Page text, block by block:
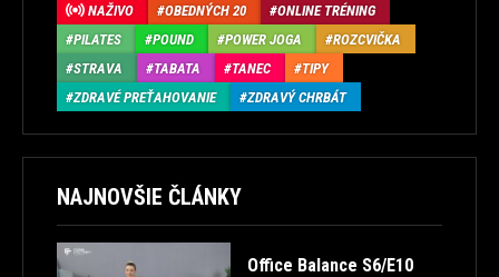
NAŽIVO
OBEDNÝCH 20
ONLINE TRÉNING
PILATES
POUND POWER JOGA
ROZCVIČKA
STRAVA
TABATA TANEC
TIPY
ZDRAVÉ PREŤAHOVANIE
ZDRAVÝ CHRBÁT
NAJNOVŠIE ČLÁNKY
Office Balance S6/E10